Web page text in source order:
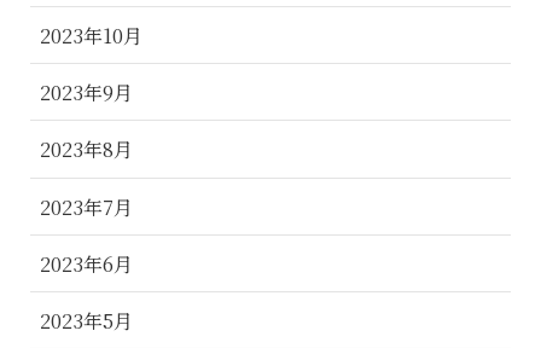
2023年10月
2023年9月
2023年8月
2023年7月
2023年6月
2023年5月